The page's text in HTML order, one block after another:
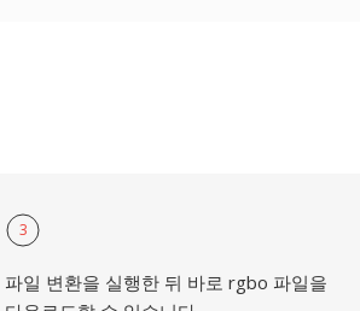
3
파일 변환을 실행한 뒤 바로 rgbo 파일을